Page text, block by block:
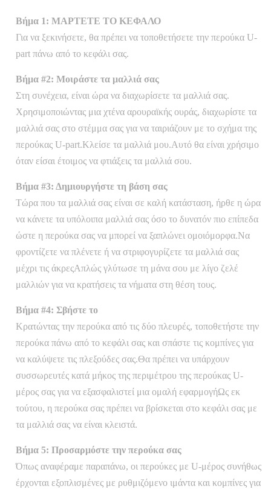
Βήμα 1: ΜΑΡΤΕΤΕ ΤΟ ΚΕΦΑΛΟ
Για να ξεκινήσετε, θα πρέπει να τοποθετήσετε την περούκα U-
part πάνω από το κεφάλι σας.
Βήμα #2: Μοιράστε τα μαλλιά σας
Στη συνέχεια, είναι ώρα να διαχωρίσετε τα μαλλιά σας.
Χρησιμοποιώντας μια χτένα αρουραϊκής ουράς, διαχωρίστε τα
μαλλιά σας στο στέμμα σας για να ταιριάζουν με το σχήμα της
περούκας U-part.Κλείσε τα μαλλιά μου.Αυτό θα είναι χρήσιμο
όταν είσαι έτοιμος να φτιάξεις τα μαλλιά σου.
Βήμα #3: Δημιουργήστε τη βάση σας
Τώρα που τα μαλλιά σας είναι σε καλή κατάσταση, ήρθε η ώρα
να κάνετε τα υπόλοιπα μαλλιά σας όσο το δυνατόν πιο επίπεδα
ώστε η περούκα σας να μπορεί να ξαπλώνει ομοιόμορφα.Να
φροντίζετε να πλένετε ή να στριφογυρίζετε τα μαλλιά σας
μέχρι τις άκρεςΑπλώς γλύτωσε τη μάνα σου με λίγο ζελέ
μαλλιών για να κρατήσεις τα νήματα στη θέση τους.
Βήμα #4: Σβήστε το
Κρατώντας την περούκα από τις δύο πλευρές, τοποθετήστε την
περούκα πάνω από το κεφάλι σας και σπάστε τις κομπίνες για
να καλύψετε τις πλεξούδες σας.Θα πρέπει να υπάρχουν
συσσωρευτές κατά μήκος της περιμέτρου της περούκας U-
μέρος σας για να εξασφαλιστεί μια ομαλή εφαρμογήΩς εκ
τούτου, η περούκα σας πρέπει να βρίσκεται στο κεφάλι σας με
τα μαλλιά σας να είναι κλειστά.
Βήμα 5: Προσαρμόστε την περούκα σας
Όπως αναφέραμε παραπάνω, οι περούκες με U-μέρος συνήθως
έρχονται εξοπλισμένες με ρυθμιζόμενο ιμάντα και κομπίνες για